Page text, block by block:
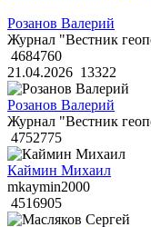
Розанов Валерий
Журнал "Вестник
4684760
21.04.2026 13322
Розанов Валерий
Журнал "Вестник
4752775
Каймин Михаил
mkaymin2000
4516905